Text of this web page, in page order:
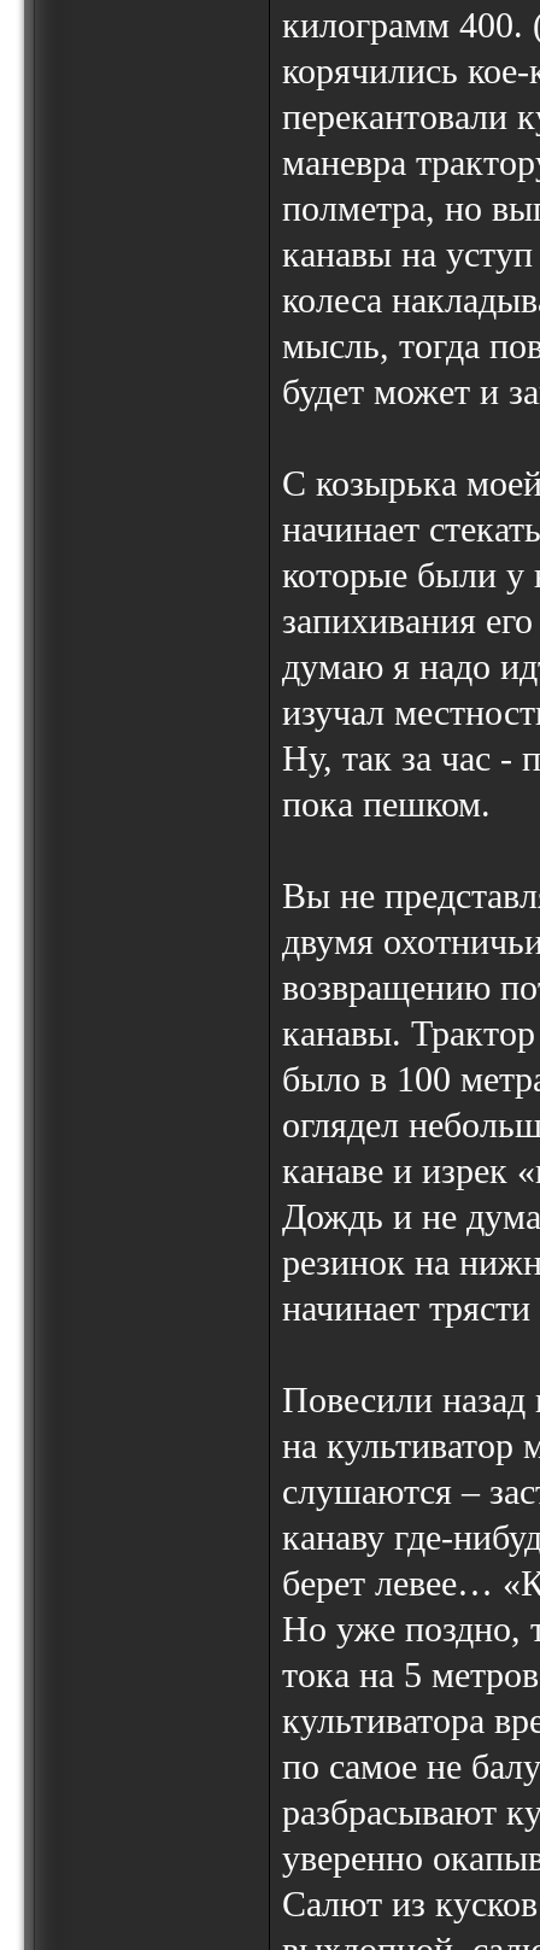
килограмм 400.
корячились
перекантовали
маневра
полметра, но
канавы на
колеса
мысль, тогда
будет может и
С козырька
начинает
которые были у
запихивания
думаю я надо
изучал
Ну, так за час -
пока пешком.
Вы не
двумя
возвращению
канавы.
было в 100
оглядел
канаве и изрек
Дождь и не
резинок на
начинает
Повесили назад
на
слушаются –
канаву где-
берет левее…
Но уже поздно,
тока на 5
культиватора
по самое не
разбрасывают
уверенно
Салют из